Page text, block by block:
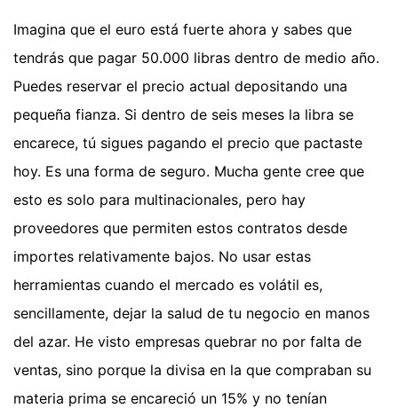
Imagina que el euro está fuerte ahora y sabes que
tendrás que pagar 50.000 libras dentro de medio año.
Puedes reservar el precio actual depositando una
pequeña fianza. Si dentro de seis meses la libra se
encarece, tú sigues pagando el precio que pactaste
hoy. Es una forma de seguro. Mucha gente cree que
esto es solo para multinacionales, pero hay
proveedores que permiten estos contratos desde
importes relativamente bajos. No usar estas
herramientas cuando el mercado es volátil es,
sencillamente, dejar la salud de tu negocio en manos
del azar. He visto empresas quebrar no por falta de
ventas, sino porque la divisa en la que compraban su
materia prima se encareció un 15% y no tenían